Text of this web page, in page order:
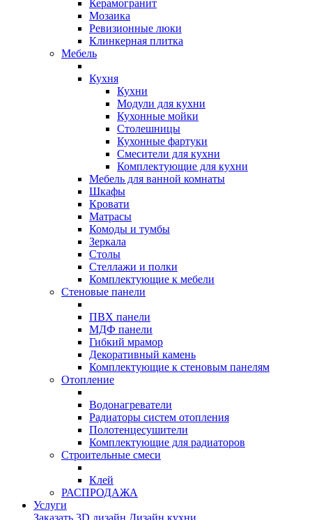
Керамогранит
Мозаика
Ревизионные люки
Клинкерная плитка
Мебель
Кухня
Кухни
Модули для кухни
Кухонные мойки
Столешницы
Кухонные фартуки
Смесители для кухни
Комплектующие для кухни
Мебель для ванной комнаты
Шкафы
Кровати
Матрасы
Комоды и тумбы
Зеркала
Столы
Стеллажи и полки
Комплектующие к мебели
Стеновые панели
ПВХ панели
МДФ панели
Гибкий мрамор
Декоративный камень
Комплектующие к стеновым панелям
Отопление
Водонагреватели
Радиаторы систем отопления
Полотенцесушители
Комплектующие для радиаторов
Строительные смеси
Клей
РАСПРОДАЖА
Услуги
Заказать 3D дизайн Дизайн кухни